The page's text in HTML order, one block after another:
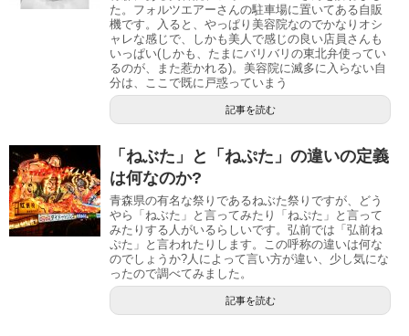
た。フォルツエアーさんの駐車場に置いてある自販
機です。入ると、やっぱり美容院なのでかなりオシ
ャレな感じで、しかも美人で感じの良い店員さんも
いっぱい(しかも、たまにバリバリの東北弁使ってい
るのが、また惹かれる)。美容院に滅多に入らない自
分は、ここで既に戸惑っていまう
記事を読む
「ねぶた」と「ねぷた」の違いの定義
は何なのか?
青森県の有名な祭りであるねぶた祭りですが、どう
やら「ねぶた」と言ってみたり「ねぷた」と言って
みたりする人がいるらしいです。弘前では「弘前ね
ぷた」と言われたりします。この呼称の違いは何な
のでしょうか?人によって言い方が違い、少し気にな
ったので調べてみました。
記事を読む